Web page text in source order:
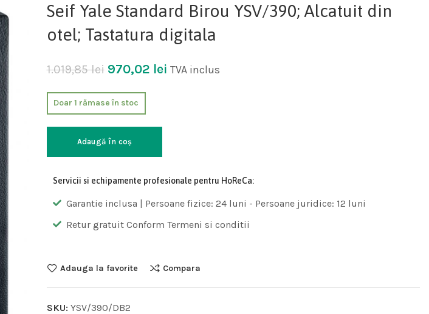
Seif Yale Standard Birou YSV/390; Alcatuit din
otel; Tastatura digitala
1.019,85lei 970,02 lei TVA inclus
Doar 1 rămase în stoc
Adaugă în coș
Servicii si echipamente profesionale pentru HoReCa:
Garantie inclusa | Persoane fizice: 24 luni - Persoane juridice: 12 luni
Retur gratuit Conform Termeni si conditii
Adauga la favorite Compara
SKU: YSV/390/DB2